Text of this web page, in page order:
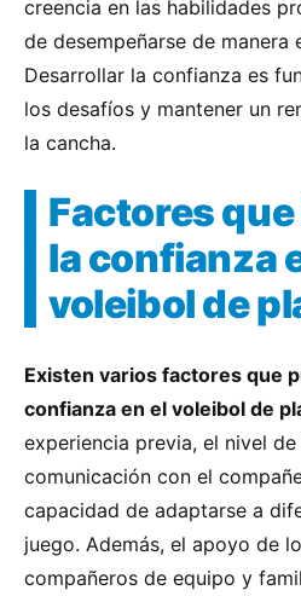
creencia en las habilidades
de desempeñarse de manera
Desarrollar la confianza es
los desafíos y mantener un
la cancha.
Factores
la confianza
voleibol de
Existen varios factores que
confianza en el voleibol de
experiencia previa, el nivel
comunicación con el
capacidad de adaptarse a
juego. Además, el apoyo de
compañeros de equipo y